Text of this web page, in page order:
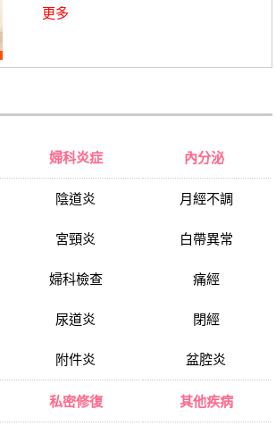
更多
婦科炎症
陰道炎
宮頸炎
婦科檢查
尿道炎
附件炎
內分泌
月經不調
白帶異常
痛經
閉經
盆腔炎
私密修復 其他疾病